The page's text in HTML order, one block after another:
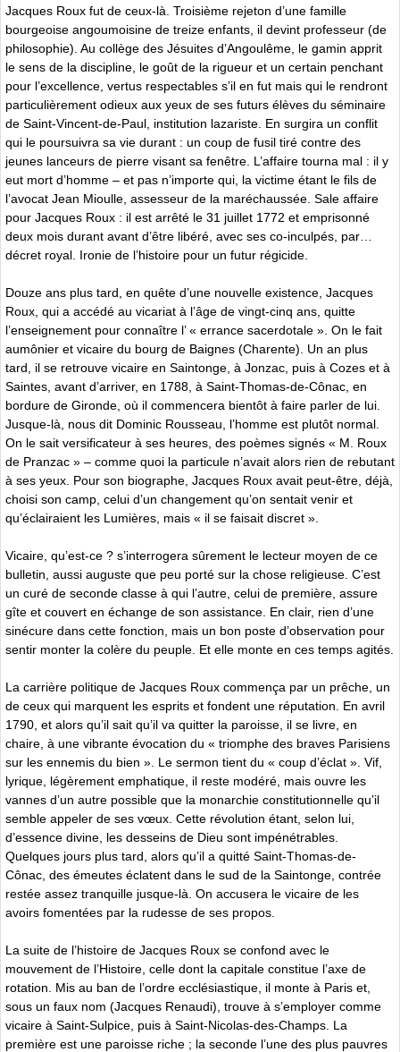
Jacques Roux fut de ceux-là. Troisième rejeton d’une famille
bourgeoise angoumoisine de treize enfants, il devint professeur (de
philosophie). Au collège des Jésuites d’Angoulême, le gamin apprit
le sens de la discipline, le goût de la rigueur et un certain penchant
pour l’excellence, vertus respectables s’il en fut mais qui le rendront
particulièrement odieux aux yeux de ses futurs élèves du séminaire
de Saint-Vincent-de-Paul, institution lazariste. En surgira un conflit
qui le poursuivra sa vie durant : un coup de fusil tiré contre des
jeunes lanceurs de pierre visant sa fenêtre. L’affaire tourna mal : il y
eut mort d’homme – et pas n’importe qui, la victime étant le fils de
l’avocat Jean Mioulle, assesseur de la maréchaussée. Sale affaire
pour Jacques Roux : il est arrêté le 31 juillet 1772 et emprisonné
deux mois durant avant d’être libéré, avec ses co-inculpés, par…
décret royal. Ironie de l’histoire pour un futur régicide.
Douze ans plus tard, en quête d’une nouvelle existence, Jacques
Roux, qui a accédé au vicariat à l’âge de vingt-cinq ans, quitte
l’enseignement pour connaître l’ « errance sacerdotale ». On le fait
aumônier et vicaire du bourg de Baignes (Charente). Un an plus
tard, il se retrouve vicaire en Saintonge, à Jonzac, puis à Cozes et à
Saintes, avant d’arriver, en 1788, à Saint-Thomas-de-Cônac, en
bordure de Gironde, où il commencera bientôt à faire parler de lui.
Jusque-là, nous dit Dominic Rousseau, l’homme est plutôt normal.
On le sait versificateur à ses heures, des poèmes signés « M. Roux
de Pranzac » – comme quoi la particule n’avait alors rien de rebutant
à ses yeux. Pour son biographe, Jacques Roux avait peut-être, déjà,
choisi son camp, celui d’un changement qu’on sentait venir et
qu’éclairaient les Lumières, mais « il se faisait discret ».
Vicaire, qu’est-ce ? s’interrogera sûrement le lecteur moyen de ce
bulletin, aussi auguste que peu porté sur la chose religieuse. C’est
un curé de seconde classe à qui l’autre, celui de première, assure
gîte et couvert en échange de son assistance. En clair, rien d’une
sinécure dans cette fonction, mais un bon poste d’observation pour
sentir monter la colère du peuple. Et elle monte en ces temps agités.
La carrière politique de Jacques Roux commença par un prêche, un
de ceux qui marquent les esprits et fondent une réputation. En avril
1790, et alors qu’il sait qu’il va quitter la paroisse, il se livre, en
chaire, à une vibrante évocation du « triomphe des braves Parisiens
sur les ennemis du bien ». Le sermon tient du « coup d’éclat ». Vif,
lyrique, légèrement emphatique, il reste modéré, mais ouvre les
vannes d’un autre possible que la monarchie constitutionnelle qu’il
semble appeler de ses vœux. Cette révolution étant, selon lui,
d’essence divine, les desseins de Dieu sont impénétrables.
Quelques jours plus tard, alors qu’il a quitté Saint-Thomas-de-
Cônac, des émeutes éclatent dans le sud de la Saintonge, contrée
restée assez tranquille jusque-là. On accusera le vicaire de les
avoirs fomentées par la rudesse de ses propos.
La suite de l’histoire de Jacques Roux se confond avec le
mouvement de l’Histoire, celle dont la capitale constitue l’axe de
rotation. Mis au ban de l’ordre ecclésiastique, il monte à Paris et,
sous un faux nom (Jacques Renaudi), trouve à s’employer comme
vicaire à Saint-Sulpice, puis à Saint-Nicolas-des-Champs. La
première est une paroisse riche ; la seconde l’une des plus pauvres